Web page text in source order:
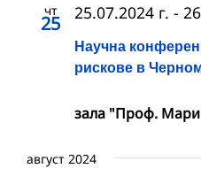
чт
25
Научна
рискове в
25.07.2024 г. -
зала "Проф.
август 2024